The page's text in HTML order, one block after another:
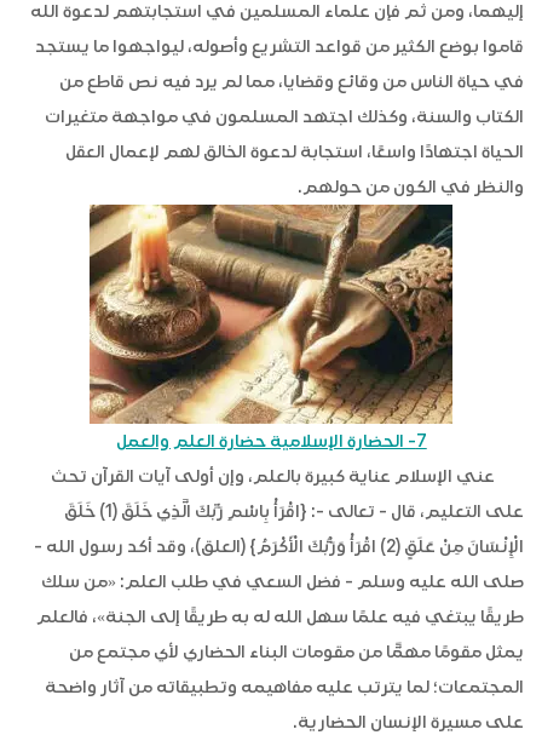
إليهما، ومن ثم فإن علماء المسلمين في استجابتهم لدعوة الله
قاموا بوضع الكثير من قواعد التشريع وأصوله، ليواجهوا ما يستجد
في حياة الناس من وقائع وقضايا، مما لم يرد فيه نص قاطع من
الكتاب والسنة، وكذلك اجتهد المسلمون في مواجهة متغيرات
الحياة اجتهادًا واسعًا، استجابة لدعوة الخالق لهم لإعمال العقل
والنظر في الكون من حولهم.
7- الحضارة الإسلامية حضارة العلم والعمل
عني الإسلام عناية كبيرة بالعلم، وإن أولى آيات القرآن تحث
على التعليم، قال - تعالى -: {اقْرَأْ بِاسْمِ رَبِّكَ الَّذِي خَلَقَ (1) خَلَقَ
الْإِنْسَانَ مِنْ عَلَقٍ (2) اقْرَأْ وَرَبُّكَ الْأَكْرَمُ} (العلق)، وقد أكد رسول الله -
صلى الله عليه وسلم - فضل السعي في طلب العلم: «من سلك
طريقًا يبتغي فيه علمًا سهل الله له به طريقًا إلى الجنة»، فالعلم
يمثل مقومًا مهمًّا من مقومات البناء الحضاري لأي مجتمع من
المجتمعات؛ لما يترتب عليه مفاهيمه وتطبيقاته من آثار واضحة
على مسيرة الإنسان الحضارية.